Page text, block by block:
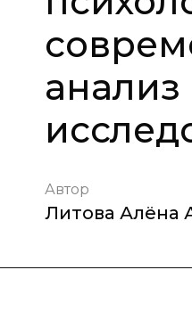
Автор
Литова Алёна